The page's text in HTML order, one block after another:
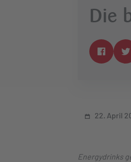
Die
22. April
Energydrinks